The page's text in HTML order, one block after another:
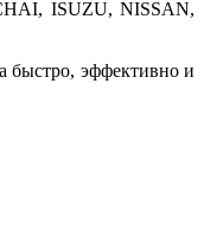
ISUZU, NISSAN,
быстро, эффективно и